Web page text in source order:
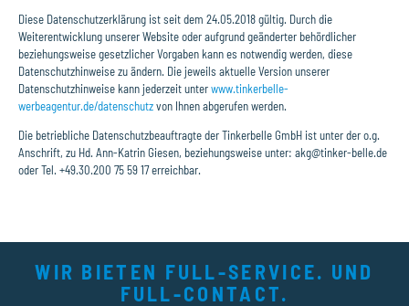
Diese Datenschutzerklärung ist seit dem 24.05.2018 gültig. Durch die
Weiterentwicklung unserer Website oder aufgrund geänderter behördlicher
beziehungsweise gesetzlicher Vorgaben kann es notwendig werden, diese
Datenschutzhinweise zu ändern. Die jeweils aktuelle Version unserer
Datenschutzhinweise kann jederzeit unterwww.tinkerbelle-
werbeagentur.de/datenschutzvon Ihnen abgerufen werden.
Die betriebliche Datenschutzbeauftragte der Tinkerbelle GmbH ist unter der o.g.
Anschrift, zu Hd. Ann-Katrin Giesen, beziehungsweise unter: akg@tinker-belle.de
oder Tel. +49.30.200 75 59 17 erreichbar.
WIR BIETEN FULL-SERVICE. UND
FULL-CONTACT.